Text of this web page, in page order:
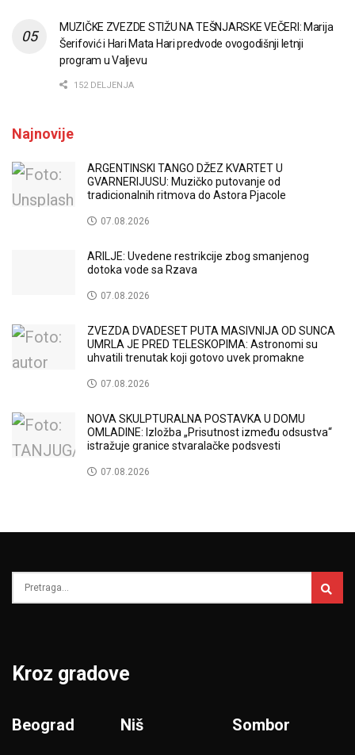
MUZIČKE ZVEZDE STIŽU NA TEŠNJARSKE VEČERI: Marija
Šerifović i Hari Mata Hari predvode ovogodišnji letnji
program u Valjevu
152 DELJENJA
Najnovije
ARGENTINSKI TANGO DŽEZ KVARTET U
GVARNERIJUSU: Muzičko putovanje od
tradicionalnih ritmova do Astora Pjacole
07.08.2026
ARILJE: Uvedene restrikcije zbog smanjenog
dotoka vode sa Rzava
07.08.2026
ZVEZDA DVADESET PUTA MASIVNIJA OD SUNCA
UMRLA JE PRED TELESKOPIMA: Astronomi su
uhvatili trenutak koji gotovo uvek promakne
07.08.2026
NOVA SKULPTURALNA POSTAVKA U DOMU
OMLADINE: Izložba „Prisutnost između odsustva“
istražuje granice stvaralačke podsvesti
07.08.2026
Kroz gradove
Beograd Niš Sombor